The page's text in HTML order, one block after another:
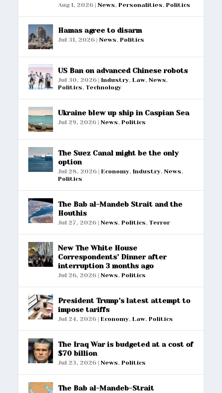
Aug 1, 2026 |News,Personalities,Politics
Hamas agree to disarm
Jul 31, 2026 |News,Politics
US Ban on advanced Chinese robots
Jul 30, 2026 |Industry,Law,News,
Politics,Technology
Ukraine blew up ship in Caspian Sea
Jul 29, 2026 |News,Politics
The Suez Canal might be the only
option
Jul 28, 2026 |Economy,Industry,News,
Politics
The Bab al-Mandeb Strait and the
Houthis
Jul 27, 2026 |News,Politics,Terror
New The White House
Correspondents’ Dinner after
interruption 3 months ago
Jul 26, 2026 |News,Politics
President Trump’s latest attempt to
impose tariffs
Jul 24, 2026 |Economy,Law,Politics
The Iraq War is budgeted at a cost of
$70 billion
Jul 23, 2026 |News,Politics
The Bab al-Mandeb-Strait